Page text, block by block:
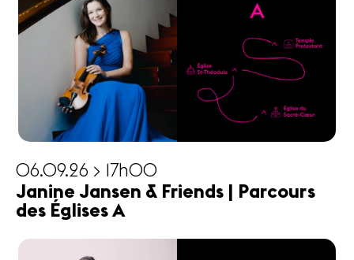
06.09.26 > 17h00
Janine Jansen & Friends | Parcours
des Églises A